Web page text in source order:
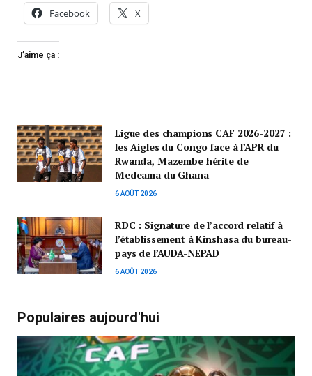
Facebook X
J’aime ça :
Ligue des champions CAF 2026-2027 :
les Aigles du Congo face à l’APR du
Rwanda, Mazembe hérite de
Medeama du Ghana
6 AOÛT 2026
RDC : Signature de l’accord relatif à
l’établissement à Kinshasa du bureau-
pays de l’AUDA-NEPAD
6 AOÛT 2026
Populaires aujourd'hui